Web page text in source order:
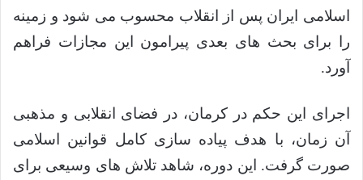
اسلامی ایران پس از انقلاب محسوب می شود و زمینه
را برای بحث های بعدی پیرامون این مجازات فراهم
آورد.
اجرای این حکم در کرمان، در فضای انقلابی و مذهبی
آن زمان، با هدف پیاده سازی کامل قوانین اسلامی
صورت گرفت. این دوره، شاهد تلاش های وسیعی برای